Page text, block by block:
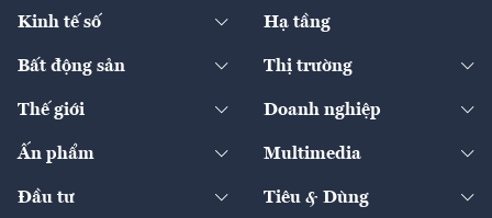
Diễn đàn
Ngân hàng
Bảo hiểm
Doanh nghiệp niêm yết
Khung pháp lý
Kinh tế số
Sản phẩm - Thị trường
Start-up
Quản trị số
Hạ tầng
Bất động sản
Chính sách
Thị trường
Thị trường
Thế giới
Kinh tế
Doanh nghiệp
Ấn phẩm
The Guide
Multimedia
Đầu tư Tiêu & Dùng